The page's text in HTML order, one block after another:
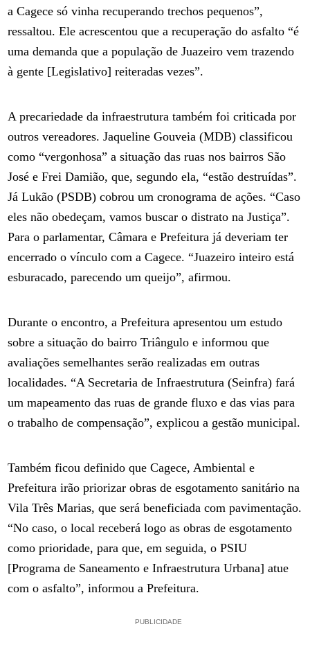
a Cagece só vinha recuperando trechos pequenos”,
ressaltou. Ele acrescentou que a recuperação do asfalto “é
uma demanda que a população de Juazeiro vem trazendo
à gente [Legislativo] reiteradas vezes”.
A precariedade da infraestrutura também foi criticada por
outros vereadores. Jaqueline Gouveia (MDB) classificou
como “vergonhosa” a situação das ruas nos bairros São
José e Frei Damião, que, segundo ela, “estão destruídas”.
Já Lukão (PSDB) cobrou um cronograma de ações. “Caso
eles não obedeçam, vamos buscar o distrato na Justiça”.
Para o parlamentar, Câmara e Prefeitura já deveriam ter
encerrado o vínculo com a Cagece. “Juazeiro inteiro está
esburacado, parecendo um queijo”, afirmou.
Durante o encontro, a Prefeitura apresentou um estudo
sobre a situação do bairro Triângulo e informou que
avaliações semelhantes serão realizadas em outras
localidades. “A Secretaria de Infraestrutura (Seinfra) fará
um mapeamento das ruas de grande fluxo e das vias para
o trabalho de compensação”, explicou a gestão municipal.
Também ficou definido que Cagece, Ambiental e
Prefeitura irão priorizar obras de esgotamento sanitário na
Vila Três Marias, que será beneficiada com pavimentação.
“No caso, o local receberá logo as obras de esgotamento
como prioridade, para que, em seguida, o PSIU
[Programa de Saneamento e Infraestrutura Urbana] atue
com o asfalto”, informou a Prefeitura.
PUBLICIDADE